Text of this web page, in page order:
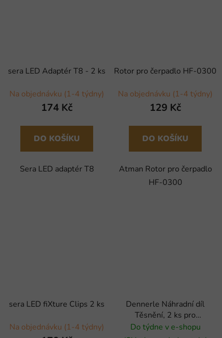
sera LED Adaptér T8 - 2 ks
Na objednávku (1-4 týdny)
174 Kč
DO KOŠÍKU
Sera LED adaptér T8
Rotor pro čerpadlo HF-0300
Na objednávku (1-4 týdny)
129 Kč
DO KOŠÍKU
Atman Rotor pro čerpadlo
HF-0300
sera LED fiXture Clips 2 ks
Na objednávku (1-4 týdny)
Dennerle Náhradní díl
Těsnění, 2 ks pro
jednorázový redukční ventil
Do týdne v e-shopu